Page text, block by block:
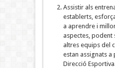
Assistir als
establerts,
a aprendre i
aspectes, podent
altres equips del
estan assignats
Direcció